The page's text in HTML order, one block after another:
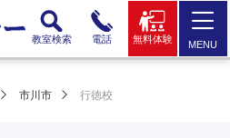
教室検索 電話 無料体験 MENU
市川市 行徳校